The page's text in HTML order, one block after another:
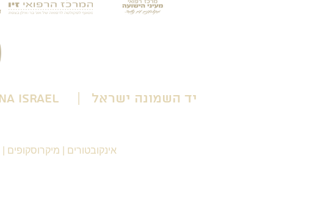
יד השמונה ישראל | Yad HaShmona Israel
אינקובטורים מיקרוסקופים